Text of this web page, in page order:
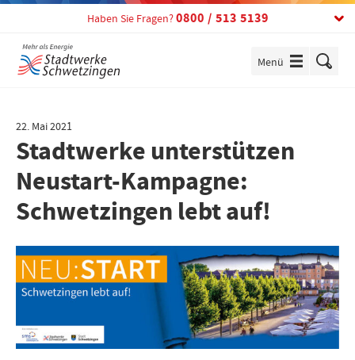
Menü
einblenden
Haben Sie Fragen?Telefon:
0800 / 513 5139
22. Mai 2021
Stadtwerke unterstützen
Neustart-Kampagne:
Schwetzingen lebt auf!